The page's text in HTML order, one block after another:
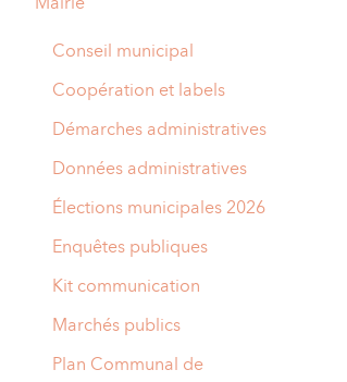
Conseil municipal
Coopération et labels
Démarches administratives
Données administratives
Élections municipales 2026
Enquêtes publiques
Kit communication
Marchés publics
Plan Communal de